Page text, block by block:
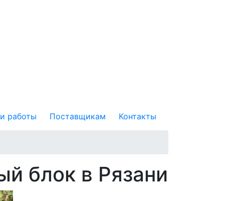
работы Поставщикам Контакты
блок в Рязани